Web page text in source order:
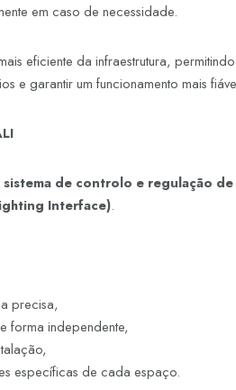
em caso de necessidade.
eficiente da infraestrutura,
e garantir um funcionamento mais
sistema de controlo e regulação
Interface).
precisa,
forma independente,
específicas de cada espaço.